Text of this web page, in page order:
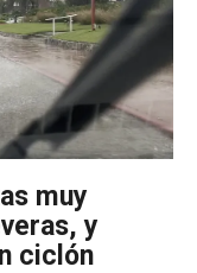
muy
y
ciclón